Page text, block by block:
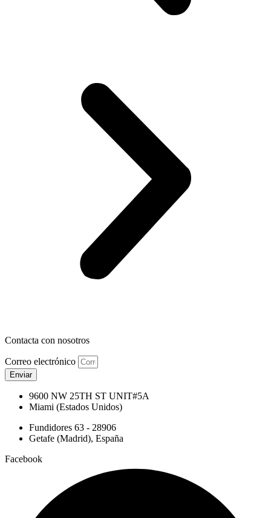
Contacta con nosotros
Correo electrónico
Enviar
9600 NW 25TH ST UNIT#5A
Miami (Estados Unidos)
Fundidores 63 - 28906
Getafe (Madrid), España
Facebook